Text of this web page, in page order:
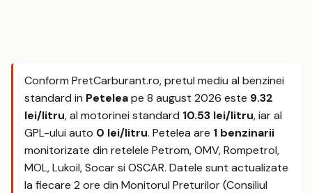
Conform PretCarburant.ro, pretul mediu al benzinei
standard in Peteleape 8 august 2026 este 9.32
lei/litru, al motorinei standard 10.53 lei/litru, iar al
GPL-ului auto 0 lei/litru. Petelea are 1 benzinarii
monitorizate din retelele Petrom, OMV, Rompetrol,
MOL, Lukoil, Socar si OSCAR. Datele sunt actualizate
la fiecare 2 ore din Monitorul Preturilor (Consiliul